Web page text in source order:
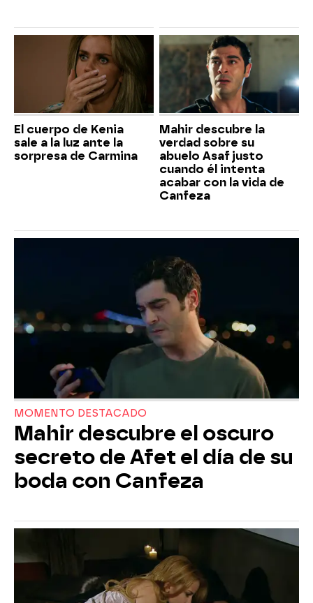
El cuerpo de Kenia
sale a la luz ante la
sorpresa de Carmina
Mahir descubre la
verdad sobre su
abuelo Asaf justo
cuando él intenta
acabar con la vida de
Canfeza
MOMENTO DESTACADO
Mahir descubre el oscuro
secreto de Afet el día de su
boda con Canfeza